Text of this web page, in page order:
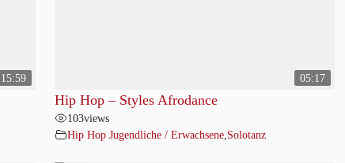
15:59 05:17
Hip Hop – Styles Afrodance
103views
Hip Hop Jugendliche / Erwachsene, Solotanz